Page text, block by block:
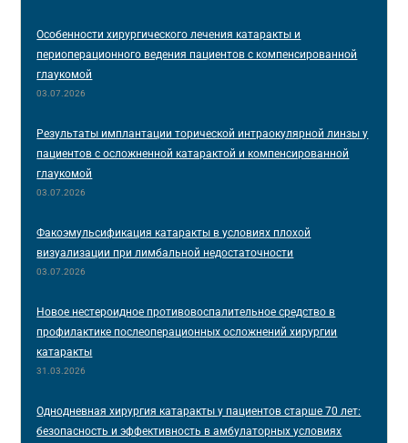
Особенности хирургического лечения катаракты и
периоперационного ведения пациентов с компенсированной
глаукомой
03.07.2026
Результаты имплантации торической интраокулярной линзы у
пациентов с осложненной катарактой и компенсированной
глаукомой
03.07.2026
Факоэмульсификация катаракты в условиях плохой
визуализации при лимбальной недостаточности
03.07.2026
Новое нестероидное противовоспалительное средство в
профилактике послеоперационных осложнений хирургии
катаракты
31.03.2026
Однодневная хирургия катаракты у пациентов старше 70 лет:
безопасность и эффективность в амбулаторных условиях